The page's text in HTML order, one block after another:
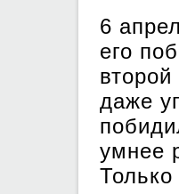
6
его
даже
умнее